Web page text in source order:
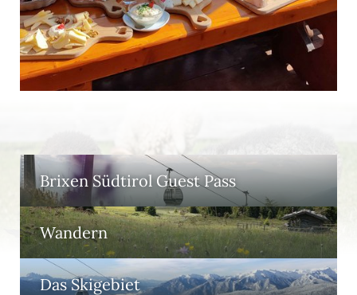
Brixen Südtirol Guest Pass
Wandern
Das Skigebiet